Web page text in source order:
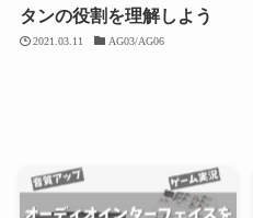
タンの役割を理解しよう
2021.03.11 AG03/AG06